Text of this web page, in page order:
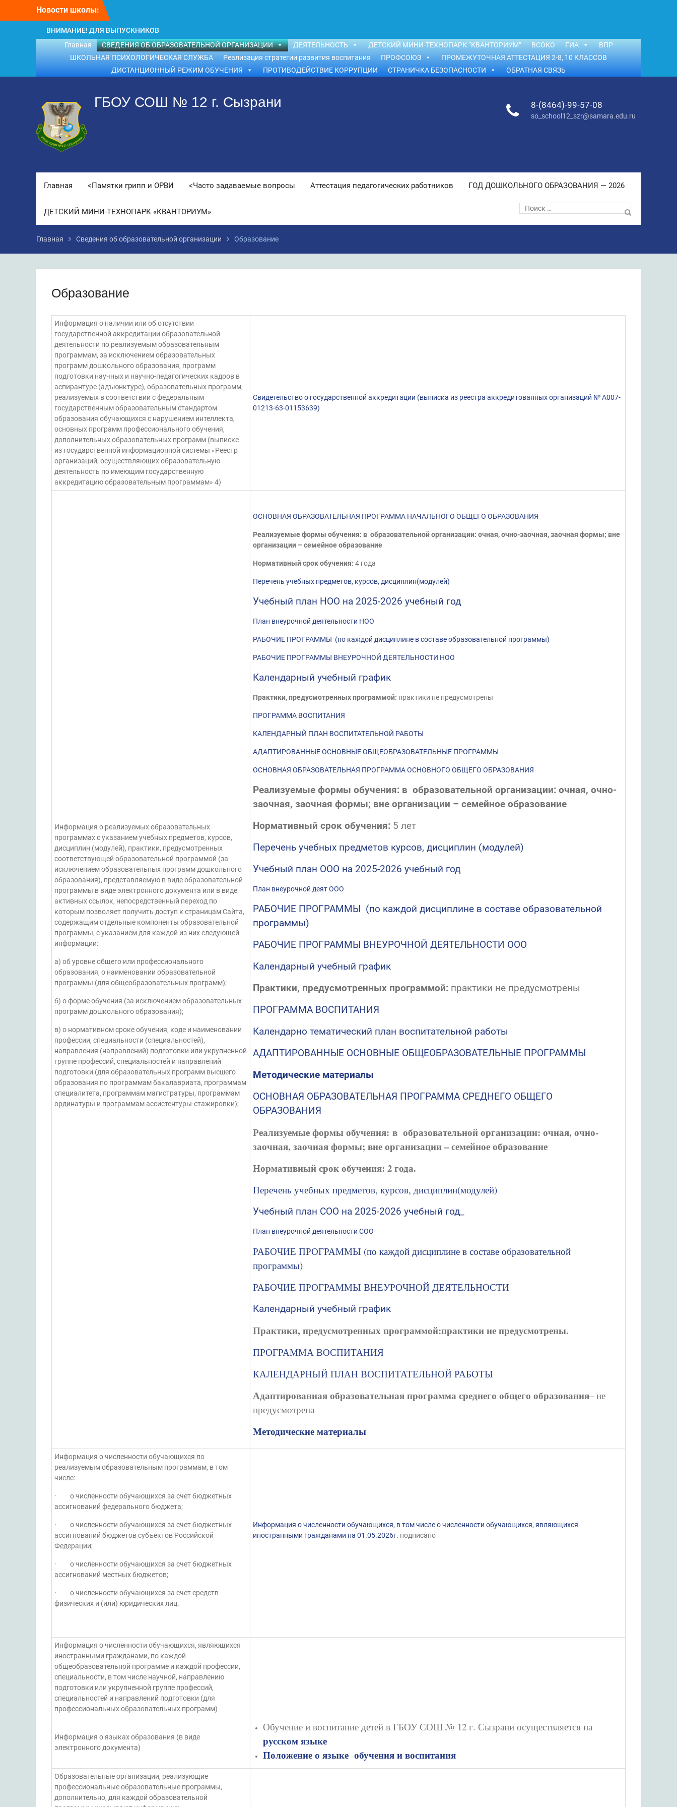
Новости школы:
ВНИМАНИЕ! ДЛЯ ВЫПУСКНИКОВ
ШКОЛЫ!
ВНИМАНИЕ!!! Летний отдых.
Главная СВЕДЕНИЯ ОБ ОБРАЗОВАТЕЛЬНОЙ ОРГАНИЗАЦИИ ДЕЯТЕЛЬНОСТЬ ДЕТСКИЙ МИНИ-ТЕХНОПАРК “КВАНТОРИУМ” ВСОКО ГИА
ВПР
ШКОЛЬНАЯ ПСИХОЛОГИЧЕСКАЯ СЛУЖБА
Реализация стратегии развития воспитания ПРОФСОЮЗ
ПРОМЕЖУТОЧНАЯ АТТЕСТАЦИЯ 2-8, 10 КЛАССОВ
ДИСТАНЦИОННЫЙ РЕЖИМ ОБУЧЕНИЯ
ПРОТИВОДЕЙСТВИЕ КОРРУПЦИИ СТРАНИЧКА БЕЗОПАСНОСТИ ОБРАТНАЯ СВЯЗЬ
ГБОУ СОШ № 12 г. Сызрани 8-(8464)-99-57-08
so_school12_szr@samara.edu.ru
Главная <Памятки грипп и ОРВИ <Часто задаваемые вопросы Аттестация педагогических работников ГОД ДОШКОЛЬНОГО ОБРАЗОВАНИЯ — 2026
ДЕТСКИЙ МИНИ-ТЕХНОПАРК «КВАНТОРИУМ»
Поиск
по:
Главная Сведения об образовательной организации Образование
Образование
Информация о наличии или об отсутствии
государственной аккредитации образовательной
деятельности по реализуемым образовательным
программам, за исключением образовательных
программ дошкольного образования, программ
подготовки научных и научно-педагогических кадров в
аспирантуре (адъюнктуре), образовательных программ,
реализуемых в соответствии с федеральным
государственным образовательным стандартом
образования обучающихся с нарушением интеллекта,
основных программ профессионального обучения,
дополнительных образовательных программ (выписке
из государственной информационной системы «Реестр
организаций, осуществляющих образовательную
деятельность по имеющим государственную
аккредитацию образовательным программам» 4)
Свидетельство о государственной аккредитации (выписка из реестра аккредитованных организаций № А007-
01213-63-01153639)
Информация о реализуемых образовательных
программах с указанием учебных предметов, курсов,
дисциплин (модулей), практики, предусмотренных
соответствующей образовательной программой (за
исключением образовательных программ дошкольного
образования), представляемую в виде образовательной
программы в виде электронного документа или в виде
активных ссылок, непосредственный переход по
которым позволяет получить доступ к страницам Сайта,
содержащим отдельные компоненты образовательной
программы, с указанием для каждой из них следующей
информации:
а) об уровне общего или профессионального
образования, о наименовании образовательной
программы (для общеобразовательных программ);
б) о форме обучения (за исключением образовательных
программ дошкольного образования);
в) о нормативном сроке обучения, коде и наименовании
профессии, специальности (специальностей),
направления (направлений) подготовки или укрупненной
группе профессий, специальностей и направлений
подготовки (для образовательных программ высшего
образования по программам бакалавриата, программам
специалитета, программам магистратуры, программам
ординатуры и программам ассистентуры-стажировки);
ОСНОВНАЯ ОБРАЗОВАТЕЛЬНАЯ ПРОГРАММА НАЧАЛЬНОГО ОБЩЕГО ОБРАЗОВАНИЯ
Реализуемые формы обучения: в образовательной организации: очная, очно-заочная, заочная формы; вне
организации – семейное образование
Нормативный срок обучения: 4 года
Перечень учебных предметов, курсов, дисциплин(модулей)
Учебный план НОО на 2025-2026 учебный год
План внеурочной деятельности НОО
РАБОЧИЕ ПРОГРАММЫ (по каждой дисциплине в составе образовательной программы)
РАБОЧИЕ ПРОГРАММЫ ВНЕУРОЧНОЙ ДЕЯТЕЛЬНОСТИ НОО
Календарный учебный график
Практики, предусмотренных программой: практики не предусмотрены
ПРОГРАММА ВОСПИТАНИЯ
КАЛЕНДАРНЫЙ ПЛАН ВОСПИТАТЕЛЬНОЙ РАБОТЫ
АДАПТИРОВАННЫЕ ОСНОВНЫЕ ОБЩЕОБРАЗОВАТЕЛЬНЫЕ ПРОГРАММЫ
ОСНОВНАЯ ОБРАЗОВАТЕЛЬНАЯ ПРОГРАММА ОСНОВНОГО ОБЩЕГО ОБРАЗОВАНИЯ
Реализуемые формы обучения: в образовательной организации: очная, очно-
заочная, заочная формы; вне организации – семейное образование
Нормативный срок обучения: 5 лет
Перечень учебных предметов курсов, дисциплин (модулей)
Учебный план ООО на 2025-2026 учебный год
План внеурочной деят ООО
РАБОЧИЕ ПРОГРАММЫ (по каждой дисциплине в составе образовательной
программы)
РАБОЧИЕ ПРОГРАММЫ ВНЕУРОЧНОЙ ДЕЯТЕЛЬНОСТИ ООО
Календарный учебный график
Практики, предусмотренных программой: практики не предусмотрены
ПРОГРАММА ВОСПИТАНИЯ
Календарно тематический план воспитательной работы
АДАПТИРОВАННЫЕ ОСНОВНЫЕ ОБЩЕОБРАЗОВАТЕЛЬНЫЕ ПРОГРАММЫ
Методические материалы
ОСНОВНАЯ ОБРАЗОВАТЕЛЬНАЯ ПРОГРАММА СРЕДНЕГО ОБЩЕГО
ОБРАЗОВАНИЯ
Реализуемые формы обучения: в образовательной организации: очная, очно-
заочная, заочная формы; вне организации – семейное образование
Нормативный срок обучения: 2 года.
Перечень учебных предметов, курсов, дисциплин(модулей)
Учебный план СОО на 2025-2026 учебный год_
План внеурочной деятельности СОО
РАБОЧИЕ ПРОГРАММЫ (по каждой дисциплине в составе образовательной
программы)
РАБОЧИЕ ПРОГРАММЫ ВНЕУРОЧНОЙ ДЕЯТЕЛЬНОСТИ
Календарный учебный график
Практики, предусмотренных программой:практики не предусмотрены.
ПРОГРАММА ВОСПИТАНИЯ
КАЛЕНДАРНЫЙ ПЛАН ВОСПИТАТЕЛЬНОЙ РАБОТЫ
Адаптированная образовательная программа среднего общего образования– не
предусмотрена
Методические материалы
Информация о численности обучающихся по
реализуемым образовательным программам, в том
числе:
· о численности обучающихся за счет бюджетных
ассигнований федерального бюджета;
· о численности обучающихся за счет бюджетных
ассигнований бюджетов субъектов Российской
Федерации;
· о численности обучающихся за счет бюджетных
ассигнований местных бюджетов;
· о численности обучающихся за счет средств
физических и (или) юридических лиц.
Информация о численности обучающихся, в том числе о численности обучающихся, являющихся
иностранными гражданами на 01.05.2026г. подписано
Информация о численности обучающихся, являющихся
иностранными гражданами, по каждой
общеобразовательной программе и каждой профессии,
специальности, в том числе научной, направлению
подготовки или укрупненной группе профессий,
специальностей и направлений подготовки (для
профессиональных образовательных программ)
Информация о языках образования (в виде
электронного документа)
Обучение и воспитание детей в ГБОУ СОШ № 12 г. Сызрани осуществляется на
русском языке
Положение о языке обучения и воспитания
Образовательные организации, реализующие
профессиональные образовательные программы,
дополнительно, для каждой образовательной